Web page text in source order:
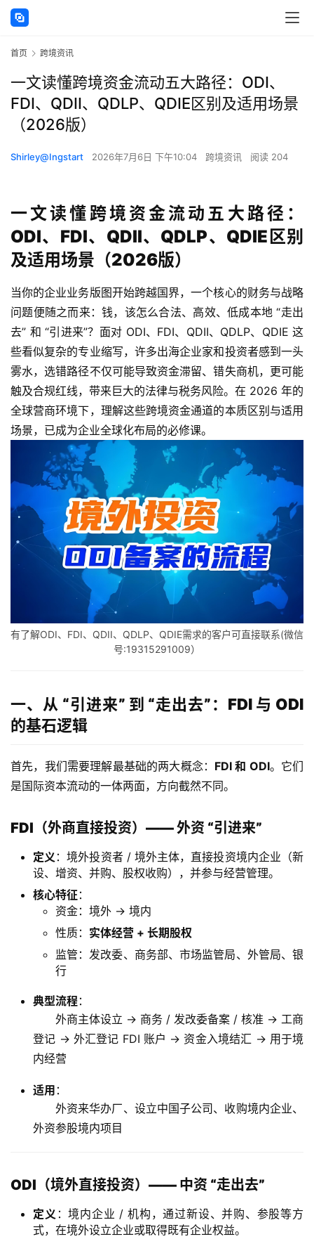
首页 跨境资讯
一文读懂跨境资金流动五大路径：ODI、
FDI、QDII、QDLP、QDIE区别及适用场景
（2026版）
Shirley@Ingstart 2026年7月6日 下午10:04 跨境资讯 阅读 204
一文读懂跨境资金流动五大路径：
ODI、FDI、QDII、QDLP、QDIE区别
及适用场景（2026版）
当你的企业业务版图开始跨越国界，一个核心的财务与战略
问题便随之而来：钱，该怎么合法、高效、低成本地 “走出
去” 和 “引进来”？面对 ODI、FDI、QDII、QDLP、QDIE 这
些看似复杂的专业缩写，许多出海企业家和投资者感到一头
雾水，选错路径不仅可能导致资金滞留、错失商机，更可能
触及合规红线，带来巨大的法律与税务风险。在 2026 年的
全球营商环境下，理解这些跨境资金通道的本质区别与适用
场景，已成为企业全球化布局的必修课。
有了解ODI、FDI、QDII、QDLP、QDIE需求的客户可直接联系(微信
号:19315291009）
一、从 “引进来” 到 “走出去”：FDI 与 ODI
的基石逻辑
首先，我们需要理解最基础的两大概念： FDI 和 ODI。它们
是国际资本流动的一体两面，方向截然不同。
FDI（外商直接投资）—— 外资 “引进来”
定义 ：境外投资者 / 境外主体，直接投资境内企业（新
设、增资、并购、股权收购），并参与经营管理。
核心特征 ：
资金：境外 → 境内
性质： 实体经营 + 长期股权
监管：发改委、商务部、市场监管局、外管局、银
行
典型流程：
外商主体设立 → 商务 / 发改委备案 / 核准 → 工商
登记 → 外汇登记 FDI 账户 → 资金入境结汇 → 用于境
内经营
适用 ：
外资来华办厂、设立中国子公司、收购境内企业、
外资参股境内项目
ODI（境外直接投资）—— 中资 “走出去”
定义 ：境内企业 / 机构，通过新设、并购、参股等方
式，在境外设立企业或取得既有企业权益。